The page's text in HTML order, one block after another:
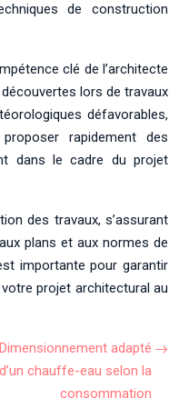
de construction
clé de l’architecte
découvertes lors de travaux
défavorables,
rapidement des
dans le cadre du projet
des travaux, s’assurant
plans et aux normes de
importante pour garantir
projet architectural au
Dimensionnement adapté
d’un chauffe-eau selon la
consommation